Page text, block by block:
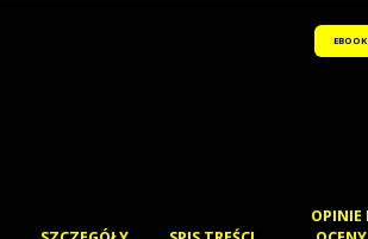
EBOOK
OPINIE